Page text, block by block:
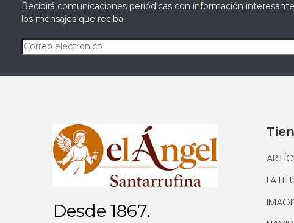
Recibirá comunicaciones periódicas con información
los mensajes que reciba.
Desde 1867.
LA